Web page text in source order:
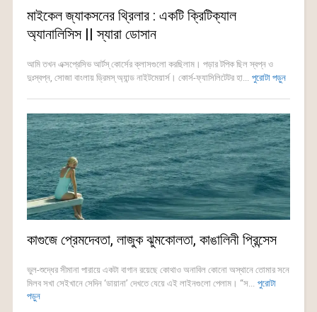
মাইকেল জ্যাকসনের থ্রিলার : একটি ক্রিটিক্যাল
অ্যানালিসিস || স্যারা ডোসান
আমি তখন এক্সপ্রেসিভ আর্টস্ কোর্সের ক্লাসগুলো করছিলাম। পড়ার টপিক ছিল স্বপ্ন ও
দুঃস্বপ্ন, সোজা বাংলায় ড্রিমস্ অ্যান্ড নাইটমেয়ার্স। কোর্স-ফ্যাসিলিটেটর হা... পুরোটা পড়ুন
কাগুজে প্রেমদেবতা, লাজুক ঝুমকোলতা, কাঙালিনী প্রিন্সেস
ভুল-শুদ্ধের সীমানা পারায়ে একটা বাগান রয়েছে কোথাও অনাবিল কোনো অস্থানে তোমার সনে
মিলব সখা সেইখানে সেদিন ‘ডায়ানা’ দেখতে যেয়ে এই লাইনগুলো পেলাম। “স... পুরোটা
পড়ুন